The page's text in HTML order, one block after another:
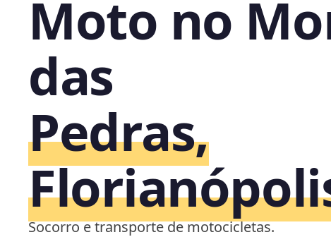
Moto no
das
Pedras,
Socorro e transporte de motocicletas.